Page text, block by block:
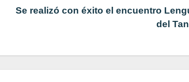
Se realizó con éxito el encuentro
del